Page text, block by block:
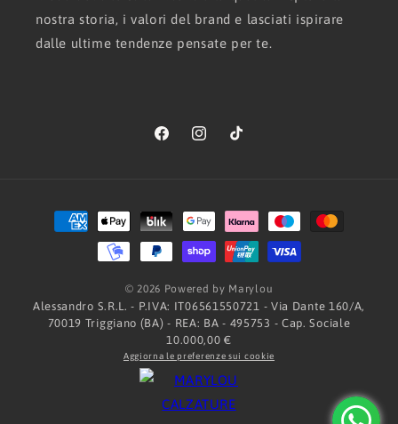
nostra storia, i valori del brand e lasciati ispirare
dalle ultime tendenze pensate per te.
FacebookInstagramTikTok
Metodi
di
pagamento
© 2026 Powered by Marylou
Alessandro S.R.L. - P.IVA: IT06561550721 - Via Dante 160/A,
70019 Triggiano (BA) - REA: BA - 495753 - Cap. Sociale
10.000,00 €
Aggiorna le preferenze sui cookie